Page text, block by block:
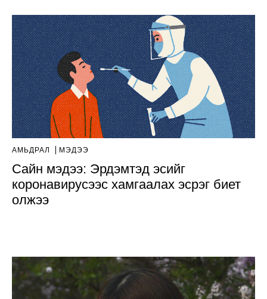
АМЬДРАЛ МЭДЭЭ
Сайн мэдээ: Эрдэмтэд эсийг
коронавирусээс хамгаалах эсрэг биет
олжээ